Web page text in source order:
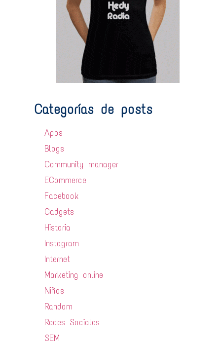
Categorías de posts
Apps
Blogs
Community manager
ECommerce
Facebook
Gadgets
Historia
Instagram
Internet
Marketing online
Niños
Random
Redes Sociales
SEM